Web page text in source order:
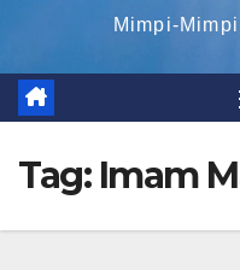
Mimpi-
Tag: Imam